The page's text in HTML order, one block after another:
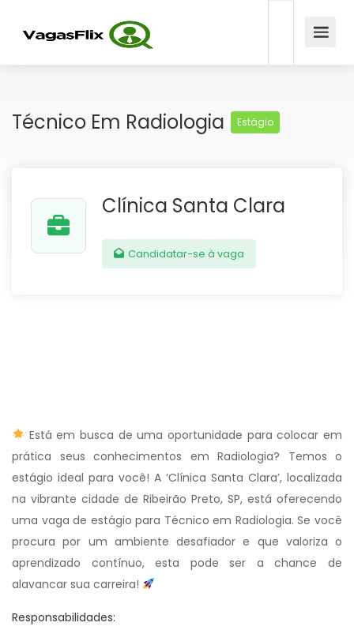
Técnico Em Radiologia Estágio
Clínica Santa Clara
Candidatar-se à vaga
Está em busca de uma oportunidade para colocar em
prática seus conhecimentos em Radiologia? Temos o
estágio ideal para você! A ‘Clínica Santa Clara’, localizada
na vibrante cidade de Ribeirão Preto, SP, está oferecendo
uma vaga de estágio para Técnico em Radiologia. Se você
procura por um ambiente desafiador e que valoriza o
aprendizado contínuo, esta pode ser a chance de
alavancar sua carreira!
Responsabilidades: